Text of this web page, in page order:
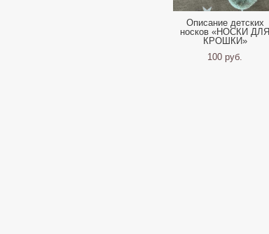
Описание детских
носков «НОСКИ ДЛЯ
КРОШКИ»
100 pуб.